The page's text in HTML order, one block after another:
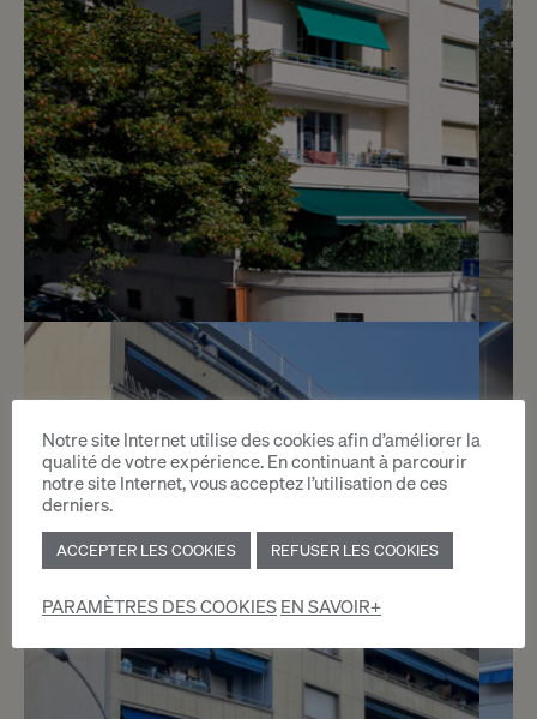
CHF 2’600.- / mois
Rue de Malatrex 52
Genève
m2
Notre site Internet utilise des cookies afin d’améliorer la
qualité de votre expérience. En continuant à parcourir
notre site Internet, vous acceptez l’utilisation de ces
derniers.
ACCEPTER LES COOKIES REFUSER LES COOKIES
PARAMÈTRES DES COOKIESEN SAVOIR+